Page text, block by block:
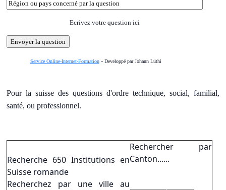
Ecrivez votre question ici
Service Online-Internet-Formation- Developpé par Johann Lüthi
Pour la suisse des questions d'ordre technique, social, familial,
santé, ou professionnel.
Recherche 650 Institutions en
Suisse romande
Recherchez par une ville au
Rechercher par
Canton......